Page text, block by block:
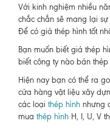
Với kinh nghiệm nhiều
chắc chắn sẽ mang lại
Để có giá thép hình tốt
Bạn muốn biết giá thép
biết công ty nào bán
Hiện nay bạn có thể ra
cửa hàng vật liệu xây
các loại thép hình nhưng
mua thép hình H, I, U, V